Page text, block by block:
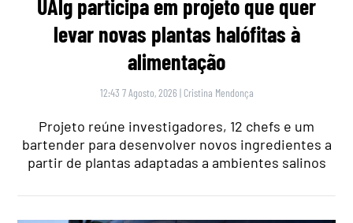
UAlg participa em projeto que quer
levar novas plantas halófitas à
alimentação
12:43 7 Agosto, 2026 | Cristina Mendonça
Projeto reúne investigadores, 12 chefs e um
bartender para desenvolver novos ingredientes a
partir de plantas adaptadas a ambientes salinos